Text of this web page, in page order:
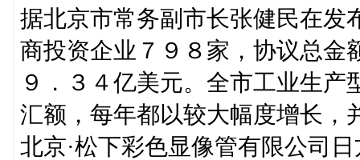
据北京市常务副市长张健民在发
商投资企业７９８家，协议总金
９．３４亿美元。全市工业生
汇额，每年都以较大幅度增长，
北京·松下彩色显像管有限公司